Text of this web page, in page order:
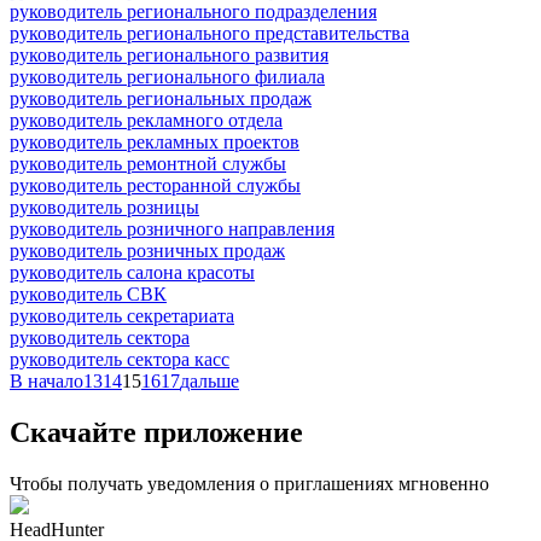
руководитель регионального подразделения
руководитель регионального представительства
руководитель регионального развития
руководитель регионального филиала
руководитель региональных продаж
руководитель рекламного отдела
руководитель рекламных проектов
руководитель ремонтной службы
руководитель ресторанной службы
руководитель розницы
руководитель розничного направления
руководитель розничных продаж
руководитель салона красоты
руководитель СВК
руководитель секретариата
руководитель сектора
руководитель сектора касс
В начало1314151617дальше
Скачайте приложение
Чтобы получать уведомления о приглашениях мгновенно
HeadHunter